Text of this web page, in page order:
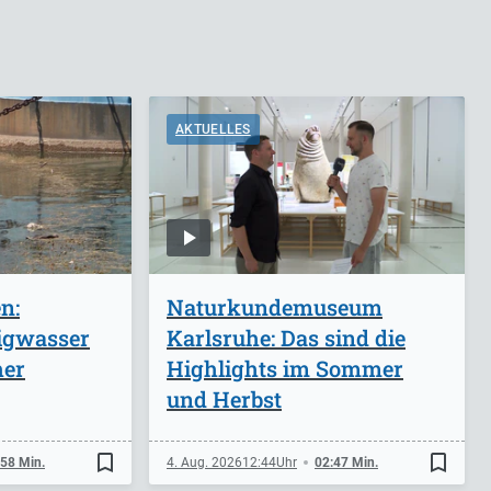
Min. bookmark_border
AKTUELLES
Naturkundemuseum
Karlsruhe: Das sind die
Highlights im Sommer
und Herbst
4. Aug. 202612:44 02:47 Min. bookmark_border